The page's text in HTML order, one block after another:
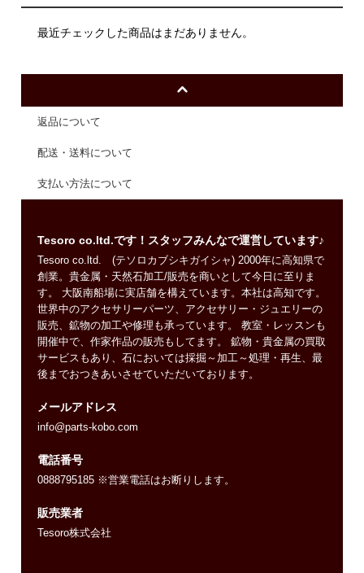
最近チェックした商品はまだありません。
返品について
配送・送料について
支払い方法について
Tesoro co.ltd.です！スタッフみんなで運営しています♪
Tesoro co.ltd. (テソロカブシキガイシャ) 2000年に高知県で
創業。貴金属・天然石加工/販売を商いとして今日に至りま
す。 大阪南船場に実店舗を構えています。本社は高知です。
世界中のアクセサリーパーツ、アクセサリー・ジュエリーの
販売、鉱物の加工や修理も承っています。 教室・レッスンも
開催中で、作家作品の販売もしてます。 鉱物・貴金属の買取
サービスもあり、石においては採掘～加工～処理・再生、最
後までおつきあいさせていただいております。
メールアドレス
info@parts-kobo.com
電話番号
0888795185 ※営業電話はお断りします。
販売業者
Tesoro株式会社